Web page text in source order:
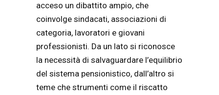
acceso un dibattito ampio, che
coinvolge sindacati, associazioni di
categoria, lavoratori e giovani
professionisti. Da un lato si riconosce
la necessità di salvaguardare l’equilibrio
del sistema pensionistico, dall’altro si
teme che strumenti come il riscatto